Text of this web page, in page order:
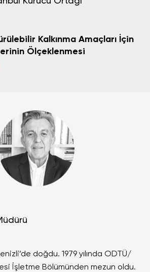
Kalkınma Amaçları İçin
Ölçeklenmesi
doğdu. 1979 yılında ODTÜ/
İşletme Bölümünden mezun oldu.